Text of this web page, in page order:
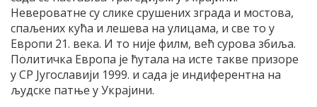
Невероватне су слике срушених зграда и мостова,
спаљених кућа и лешева на улицама, и све то у
Европи 21. века. И то није филм, већ сурова збиља.
Политичка Европа је ћутала на исте такве призоре
у СР Југославији 1999. и сада је индиферентна на
људске патње у Украјини.